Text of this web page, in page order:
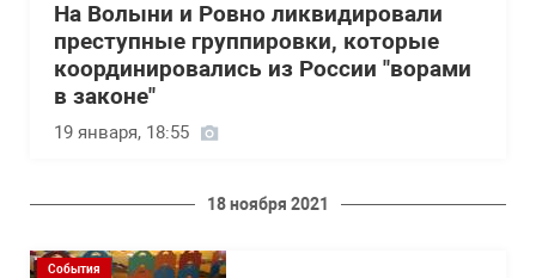
На Волыни и Ровно ликвидировали
преступные группировки, которые
координировались из России "ворами
в законе"
19 января, 18:55
18 ноября 2021
События